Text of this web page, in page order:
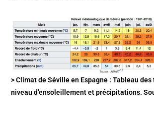
> Climat de Séville en Espagne : Tableau
niveau d’ensoleillement et précipitations.